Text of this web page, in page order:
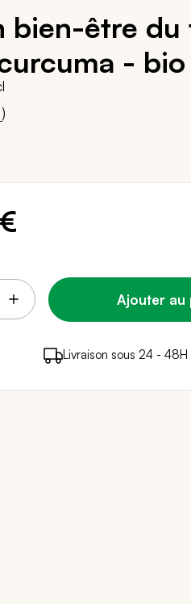
bien-être du
- bio
)
Ajouter au
de fidélité (0,08 €)en
Livraison sous 24 - 48H
Paiement sécurisé